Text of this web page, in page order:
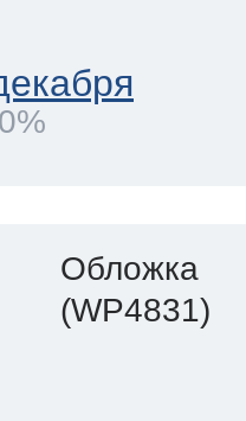
Обложка
(WP4831)